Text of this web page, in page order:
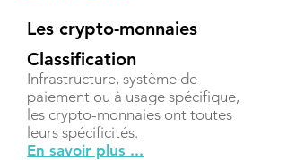
Les crypto-monnaies
Classification
Infrastructure, système de
paiement ou à usage spécifique,
les crypto-monnaies ont toutes
leurs spécificités.
En savoir plus ...